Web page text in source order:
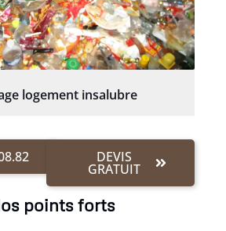
logement insalubre
DEVIS
GRATUIT
points forts